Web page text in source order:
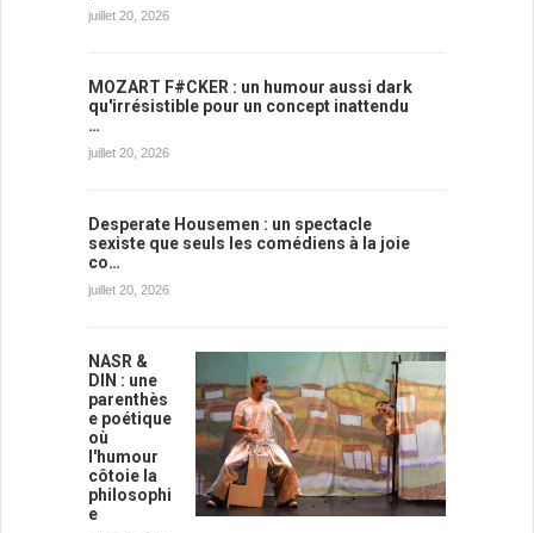
juillet 20, 2026
MOZART F#CKER : un humour aussi dark
qu'irrésistible pour un concept inattendu
…
juillet 20, 2026
Desperate Housemen : un spectacle
sexiste que seuls les comédiens à la joie
co…
juillet 20, 2026
NASR &
DIN : une
parenthès
e poétique
où
l'humour
côtoie la
philosophi
e